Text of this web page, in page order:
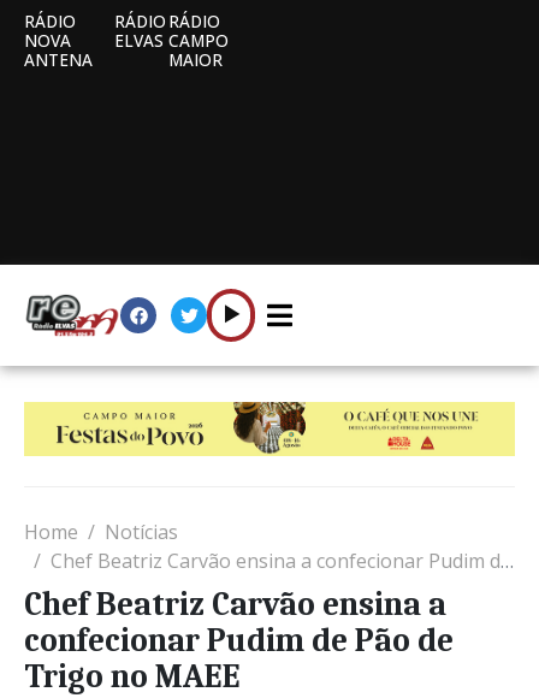
RÁDIO
NOVA
ANTENA
RÁDIO
ELVAS
RÁDIO
CAMPO
MAIOR
Home
Notícias
Chef Beatriz Carvão ensina a confecionar Pudim de Pão de Trigo no MAEE
Chef Beatriz Carvão ensina a
confecionar Pudim de Pão de
Trigo no MAEE